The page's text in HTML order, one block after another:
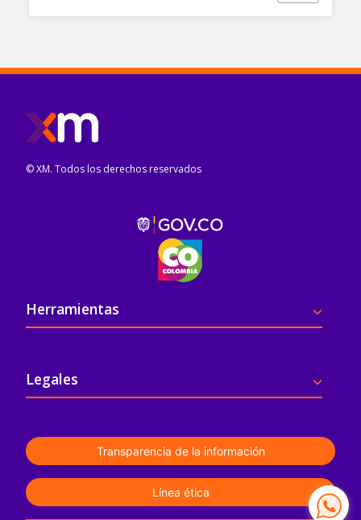
© XM. Todos los derechos reservados
Pie de página
Herramientas
Legales
Transparencia de la información
Línea ética